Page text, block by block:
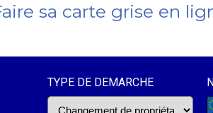
sa carte grise en
TYPE DE DEMARCHE